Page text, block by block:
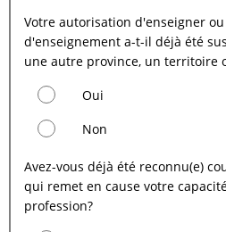
Votre autorisation d'enseigner
d'enseignement a-t-il déjà été
une autre province, un territoire
Oui
Non
Avez-vous déjà été reconnu(e)
qui remet en cause votre capacité à pratiquer la
profession?